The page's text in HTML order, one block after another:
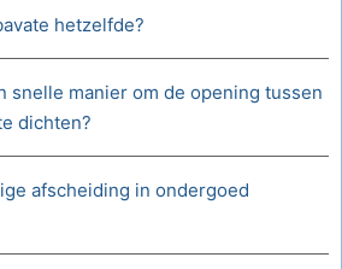
hetzelfde?
snelle manier om de opening tussen
dichten?
afscheiding in ondergoed